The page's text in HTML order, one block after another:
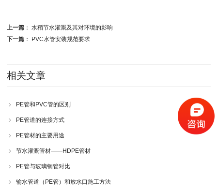
上一篇： 水稻节水灌溉及其对环境的影响
下一篇： PVC水管安装规范要求
相关文章
PE管和PVC管的区别
PE管道的连接方式
PE管材的主要用途
节水灌溉管材——HDPE管材
PE管与玻璃钢管对比
输水管道（PE管）和放水口施工方法